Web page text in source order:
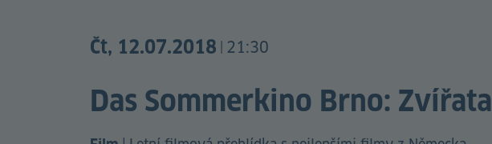
Čt, 12.07.2018 21:30
Das Sommerkino Brno: Zvířata